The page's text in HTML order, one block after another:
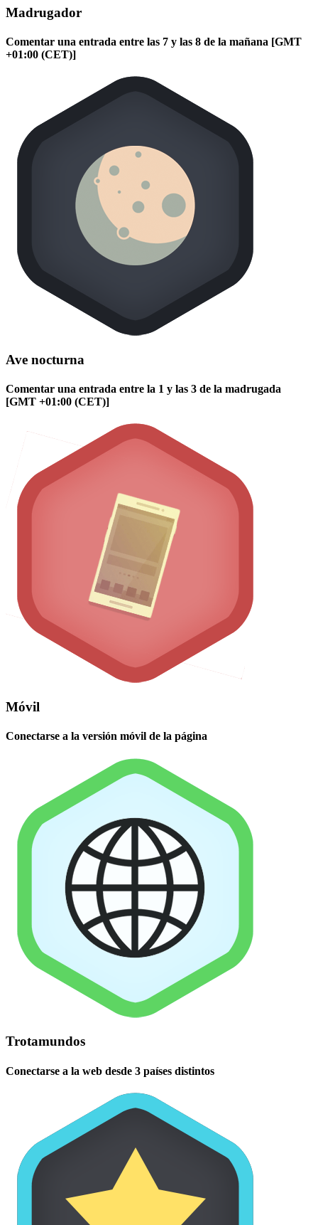
Madrugador
Comentar una entrada entre las 7 y las 8 de la mañana [GMT
+01:00 (CET)]
Ave nocturna
Comentar una entrada entre la 1 y las 3 de la madrugada
[GMT +01:00 (CET)]
Móvil
Conectarse a la versión móvil de la página
Trotamundos
Conectarse a la web desde 3 países distintos